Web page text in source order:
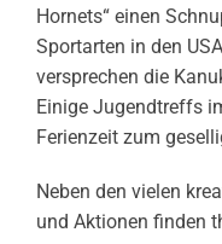
Hornets“ einen
Sportarten in den
versprechen die
Einige Jugendtreffs
Ferienzeit zum
Neben den vielen
und Aktionen finden